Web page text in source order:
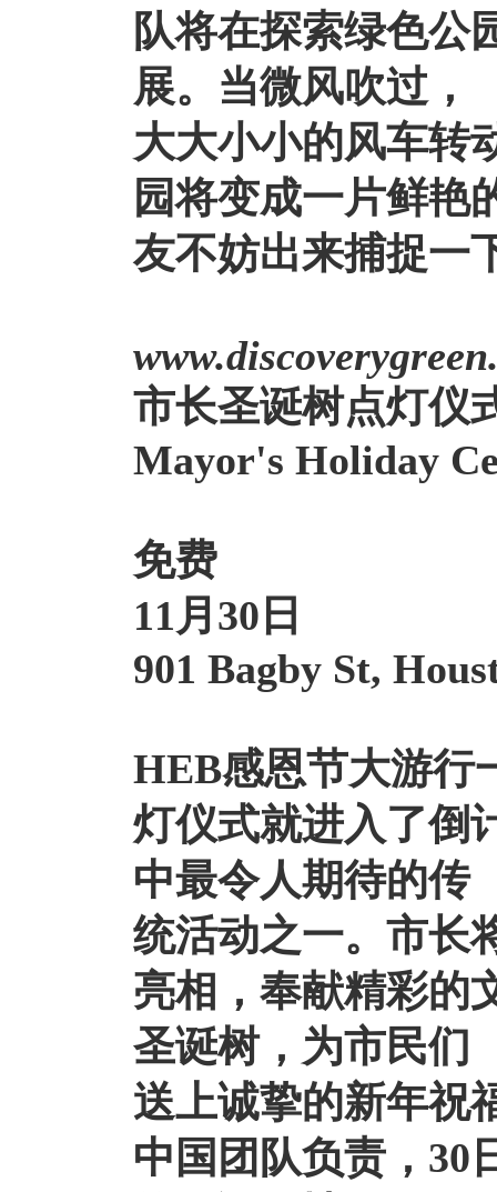
队将在探索绿色公
展。当微风吹过，
大大小小的风车转
园将变成一片鲜艳
友不妨出来捕捉一
市长圣诞树点灯仪
Mayor's Holiday
免费
11月30日
901 Bagby St,
HEB感恩节大游行
灯仪式就进入了倒
中最令人期待的传
统活动之一。市长
亮相，奉献精彩的
圣诞树，为市民们
送上诚挚的新年祝
中国团队负责 ，